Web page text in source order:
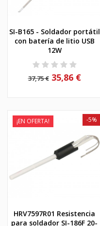
SI-B165 - Soldador portátil
con batería de litio USB
12W
37,75 € 35,86 €
¡EN OFERTA!
HRV7597R01 Resistencia
para soldador SI-186F 20-
-5%